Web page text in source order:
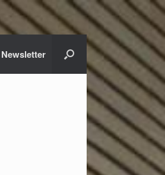
Newsletter